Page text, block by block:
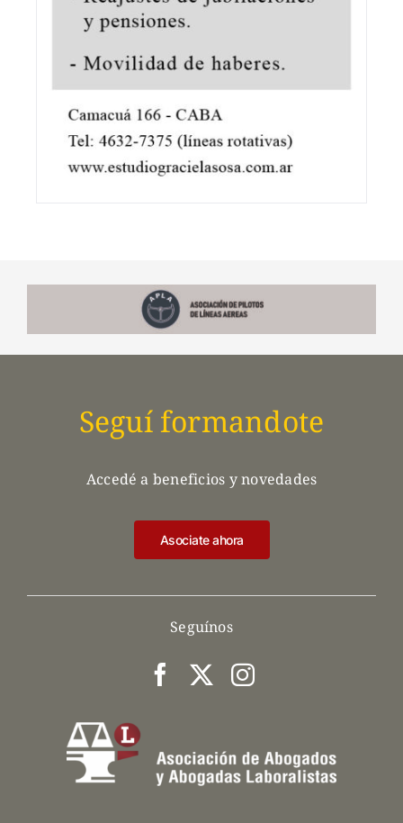
Seguínos
Seguí formandote
Accedé a beneficios y novedades
Asociate ahora